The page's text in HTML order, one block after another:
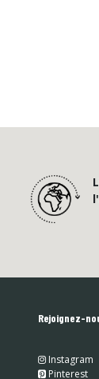
Rejoignez-
Instagram
Pinterest